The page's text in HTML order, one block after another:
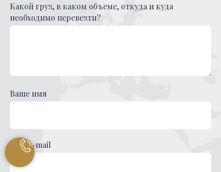
Какой груз, в каком объеме, откуда и куда
необходимо перевезти?
Ваше имя
Ваш e-mail